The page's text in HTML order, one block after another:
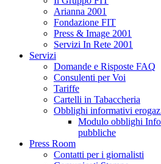
Arianna 2001
Fondazione FIT
Press & Image 2001
Servizi In Rete 2001
Servizi
Domande e Risposte FAQ
Consulenti per Voi
Tariffe
Cartelli in Tabaccheria
Obblighi informativi
Modulo obblighi
pubbliche
Press Room
Contatti per i giornalisti